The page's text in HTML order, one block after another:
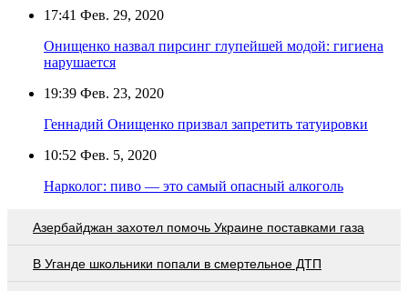
17:41 Фев. 29, 2020
Онищенко назвал пирсинг глупейшей модой: гигиена
нарушается
19:39 Фев. 23, 2020
Геннадий Онищенко призвал запретить татуировки
10:52 Фев. 5, 2020
Нарколог: пиво — это самый опасный алкоголь
Азербайджан захотел помочь Украине поставками газа
В Уганде школьники попали в смертельное ДТП